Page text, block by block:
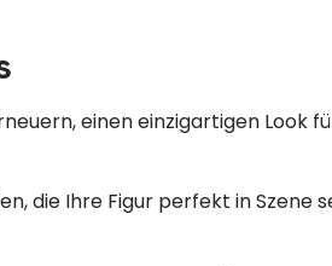
einen einzigartigen Look
die Ihre Figur perfekt in Szene